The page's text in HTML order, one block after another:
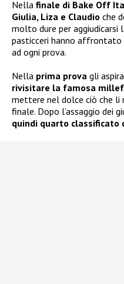
Nella finale di Bake Off
Giulia, Liza e Claudio che
molto dure per aggiudicarsi
pasticceri hanno affrontato
ad ogni prova.
Nella prima prova gli
rivisitare la famosa
mettere nel dolce ciò che li
finale. Dopo l’assaggio dei
quindi quarto classificato